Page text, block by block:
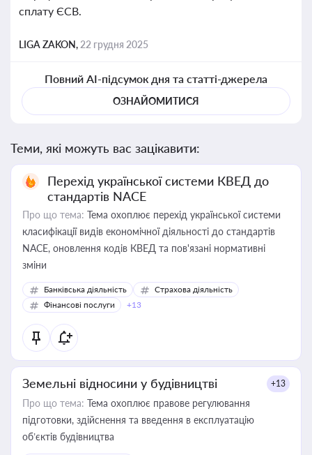
сплату ЄСВ.
LIGA ZAKON, 22 грудня 2025
Повний AI-підсумок дня та статті-джерела
ОЗНАЙОМИТИСЯ
Теми, які можуть вас зацікавити:
Перехід української системи КВЕД до
стандартів NACE
Про що тема: Тема охоплює перехід української системи
класифікації видів економічної діяльності до стандартів
NACE, оновлення кодів КВЕД та пов'язані нормативні
зміни
Банківська діяльність
Страхова діяльність
Фінансові послуги
+13
Земельні відносини у будівництві +13
Про що тема: Тема охоплює правове регулювання
підготовки, здійснення та введення в експлуатацію
об’єктів будівництва